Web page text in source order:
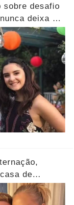
sobre desafio
deixa de
de